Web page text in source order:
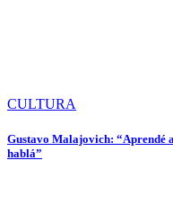
CULTURA
Gustavo Malajovich: “Aprendé
hablá”